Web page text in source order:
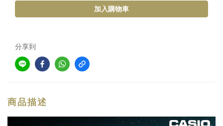
加入購物車
分享到
商品描述